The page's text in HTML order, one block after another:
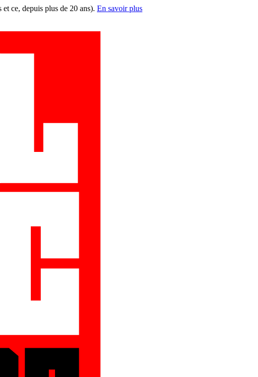
ce, depuis plus de 20 ans). En savoir plus